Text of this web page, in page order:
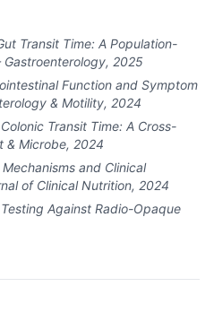
Transit Time: A Population-
2025
Function and Symptom
& Motility, 2024
Transit Time: A Cross-
& Microbe, 2024
and Clinical
of Clinical Nutrition, 2024
Against Radio-Opaque